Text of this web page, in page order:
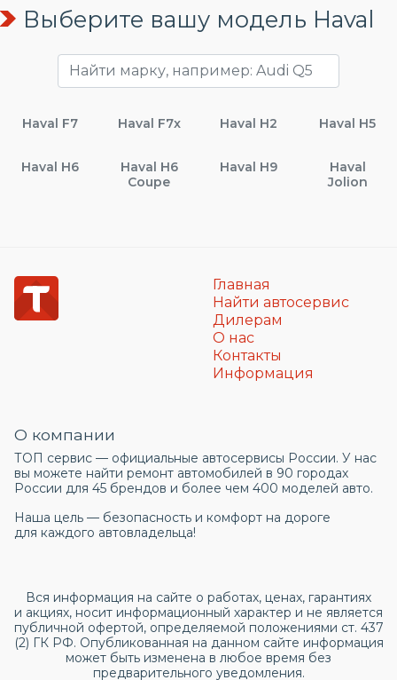
Выберите вашу модель Haval
Haval F7 Haval F7x Haval H2 Haval H5
Haval H6
Haval H6
Coupe
Haval H9
Haval
Jolion
Главная
Найти автосервис
Дилерам
О нас
Контакты
Информация
О компании
ТОП сервис — официальные автосервисы России. У нас
вы можете найти ремонт автомобилей в 90 городах
России для 45 брендов и более чем 400 моделей авто.
Наша цель — безопасность и комфорт на дороге
для каждого автовладельца!
Вся информация на сайте о работах, ценах, гарантиях
и акциях, носит информационный характер и не является
публичной офертой, определяемой положениями ст. 437
(2) ГК РФ. Опубликованная на данном сайте информация
может быть изменена в любое время без
предварительного уведомления.